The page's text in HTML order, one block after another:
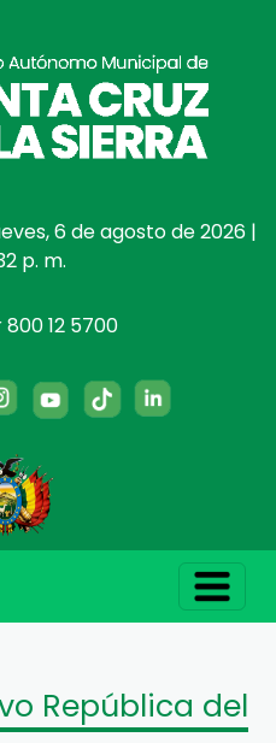
6 de agosto de 2026 |
p. m.
12 5700
República del